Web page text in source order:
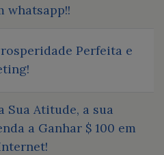
whatsapp!!
Perfeita e
Sua Atitude, a sua
a Ganhar $ 100 em